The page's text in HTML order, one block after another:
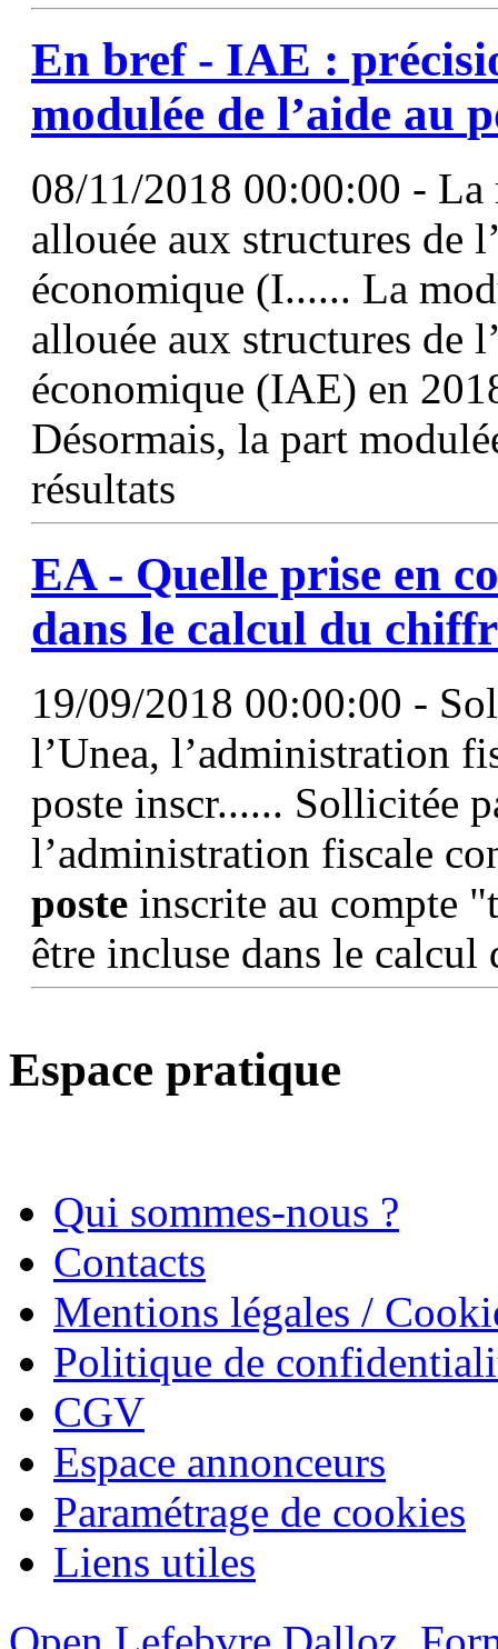
En bref - IAE :
modulée de l’aide au
08/11/2018 00:00:00 - La
allouée aux structures de
économique (I...... La
allouée aux structures de
économique (IAE) en
Désormais, la part
résultats
EA - Quelle prise en
dans le calcul du
19/09/2018 00:00:00 -
l’Unea, l’administration
poste inscr...... Sollicitée
l’administration fiscale
poste inscrite au compte
être incluse dans le calcul
Espace pratique
Qui sommes-nous ?
Contacts
Mentions légales /
Politique de
CGV
Espace annonceurs
Paramétrage de cookies
Liens utiles